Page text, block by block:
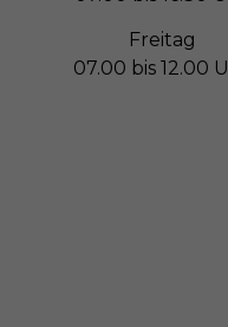
Freitag
07.00 bis 12.00
Wir verwenden
während andere
können verarbeitet